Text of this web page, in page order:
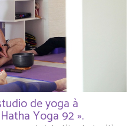
de yoga à
Yoga 92 ».